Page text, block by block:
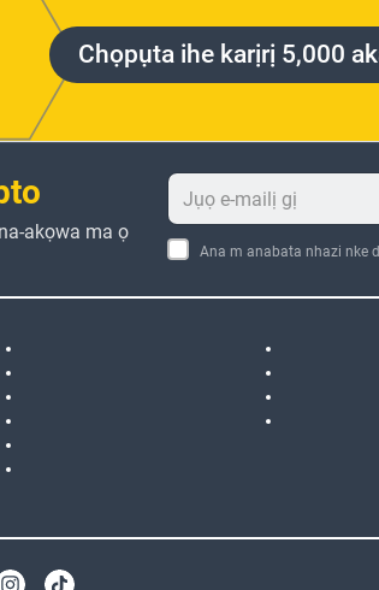
Chọpụta ihe karịrị 5,000
akọwa ma ọ
Ana m anabata nhazi nke